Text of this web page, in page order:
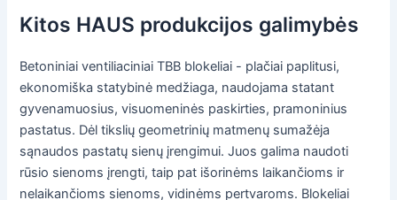
Kitos HAUS produkcijos galimybės
Betoniniai ventiliaciniai TBB blokeliai - plačiai paplitusi,
ekonomiška statybinė medžiaga, naudojama statant
gyvenamuosius, visuomeninės paskirties, pramoninius
pastatus. Dėl tikslių geometrinių matmenų sumažėja
sąnaudos pastatų sienų įrengimui. Juos galima naudoti
rūsio sienoms įrengti, taip pat išorinėms laikančioms ir
nelaikančioms sienoms, vidinėms pertvaroms. Blokeliai